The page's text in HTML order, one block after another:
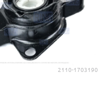
2110-1703190